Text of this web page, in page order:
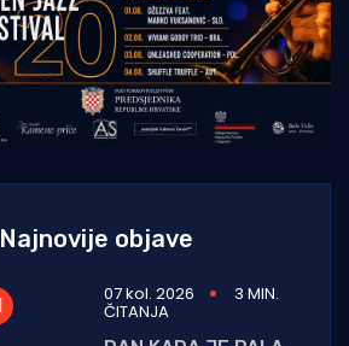
Najnovije objave
07 kol. 2026 3 MIN.
ČITANJA